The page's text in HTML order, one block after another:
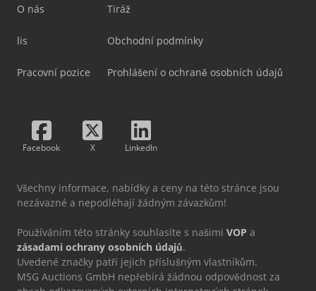
O nás
lis
Pracovní pozice
Tiráž
Obchodní podmínky
Prohlášení o ochraně osobních údajů
Facebook X LinkedIn
Všechny informace, nabídky a ceny na této stránce jsou
nezávazné a nepodléhají žádným závazkům!
Používáním této stránky souhlasíte s našimi VOP a
zásadami ochrany osobních údajů.
Uvedené značky patří jejich příslušným vlastníkům.
MSG Auctions GmbH nepřebírá žádnou odpovědnost za